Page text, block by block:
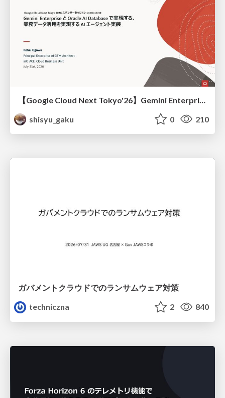
shisyu_gaku
0 210
ガバメントクラウドでのランサムウェア対策
techniczna
2 840